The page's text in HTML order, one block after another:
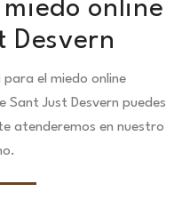
online
Desvern
el miedo online
Just Desvern puedes
atenderemos en nuestro